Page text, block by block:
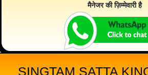
मैनेजर की ज़िम्मेवारी है
SINGTAM SATTA